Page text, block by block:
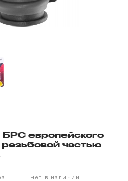
европейского
частью
нет в наличии